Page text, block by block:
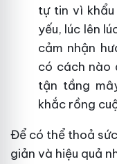
tự tin vì khẩu
yếu, lúc lên
cảm nhận
có cách nào
tận tầng
khắc rồng
Để có thể thoả
giản và hiệu quả